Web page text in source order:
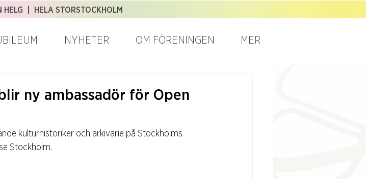
| HELA STORSTOCKHOLM
NYHETER OM FÖRENINGEN MER
ny ambassadör för Open
kulturhistoriker och arkivarie på Stockholms
Stockholm.